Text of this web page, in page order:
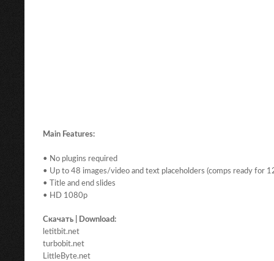
Main Features:
• No plugins required
• Up to 48 images/video and text placeholders (comps ready for
• Title and end slides
• HD 1080p
Скачать | Download:
letitbit.net
turbobit.net
LittleByte.net